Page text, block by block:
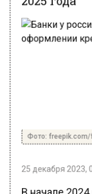
В начале 2024